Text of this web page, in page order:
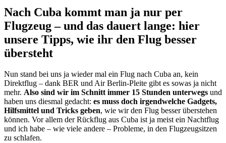
Nach Cuba kommt man ja nur per
Flugzeug – und das dauert lange: hier
unsere Tipps, wie ihr den Flug besser
übersteht
Nun stand bei uns ja wieder mal ein Flug nach Cuba an, kein
Direktflug – dank BER und Air Berlin-Pleite gibt es sowas ja nicht
mehr. Also sind wir im Schnitt immer 15 Stunden unterwegs und
haben uns diesmal gedacht: es muss doch irgendwelche Gadgets,
Hilfsmittel und Tricks geben, wie wir den Flug besser überstehen
können. Vor allem der Rückflug aus Cuba ist ja meist ein Nachtflug
und ich habe – wie viele andere – Probleme, in den Flugzeugsitzen
zu schlafen.